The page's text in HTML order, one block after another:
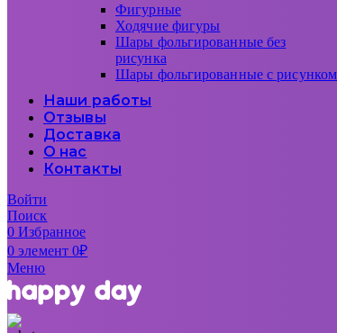
Фигурные
Ходячие фигуры
Шары фольгированные без
рисунка
Шары фольгированные с рисунком
Наши работы
Отзывы
Доставка
О нас
Контакты
Войти
Поиск
0Избранное
0элемент 0₽
Меню